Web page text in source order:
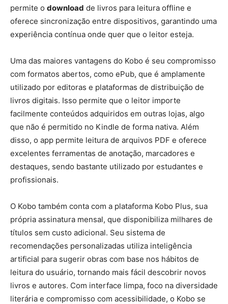
permite o download de livros para leitura offline e
oferece sincronização entre dispositivos, garantindo uma
experiência contínua onde quer que o leitor esteja.
Uma das maiores vantagens do Kobo é seu compromisso
com formatos abertos, como ePub, que é amplamente
utilizado por editoras e plataformas de distribuição de
livros digitais. Isso permite que o leitor importe
facilmente conteúdos adquiridos em outras lojas, algo
que não é permitido no Kindle de forma nativa. Além
disso, o app permite leitura de arquivos PDF e oferece
excelentes ferramentas de anotação, marcadores e
destaques, sendo bastante utilizado por estudantes e
profissionais.
O Kobo também conta com a plataforma Kobo Plus, sua
própria assinatura mensal, que disponibiliza milhares de
títulos sem custo adicional. Seu sistema de
recomendações personalizadas utiliza inteligência
artificial para sugerir obras com base nos hábitos de
leitura do usuário, tornando mais fácil descobrir novos
livros e autores. Com interface limpa, foco na diversidade
literária e compromisso com acessibilidade, o Kobo se